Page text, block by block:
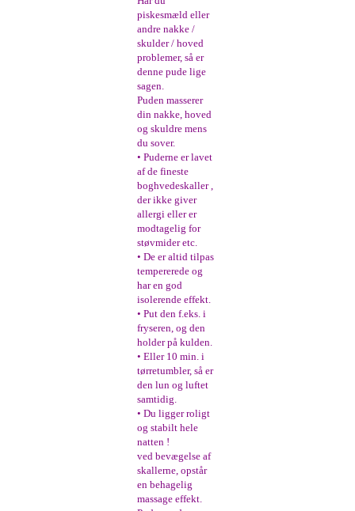
piskesmæld eller
andre nakke /
skulder / hoved
problemer, så er
denne pude lige
sagen.
Puden masserer
din nakke, hoved
og skuldre mens
du sover.
• Puderne er lavet
af de fineste
boghvedeskaller ,
der ikke giver
allergi eller er
modtagelig for
støvmider etc.
• De er altid tilpas
tempererede og
har en god
isolerende effekt.
• Put den f.eks. i
fryseren, og den
holder på kulden.
• Eller 10 min. i
tørretumbler, så er
den lun og luftet
samtidig.
• Du ligger roligt
og stabilt hele
natten !
ved bevægelse af
skallerne, opstår
en behagelig
massage effekt.